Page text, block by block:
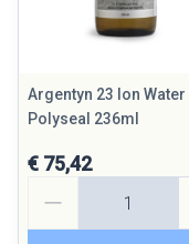
Argentyn 23 Ion Water
Polyseal 236ml
€ 75,42